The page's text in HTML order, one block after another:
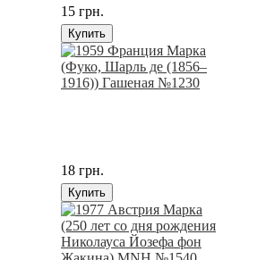
15 грн.
Купить
18 грн.
Купить